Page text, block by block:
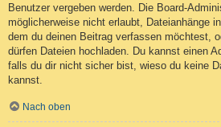
Benutzer vergeben werden. Die Board-
möglicherweise nicht erlaubt, Dateianhänge
dem du deinen Beitrag verfassen möchtest,
dürfen Dateien hochladen. Du kannst einen
falls du dir nicht sicher bist, wieso du keine
kannst.
Nach oben